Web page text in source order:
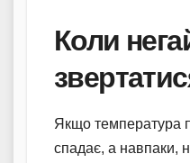
Коли
Якщо температура
спадає, а навпаки,